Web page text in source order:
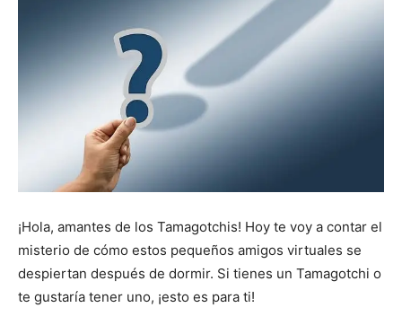
¡Hola, amantes de los Tamagotchis! Hoy te voy a contar el
misterio de cómo estos pequeños amigos virtuales se
despiertan después de dormir. Si tienes un Tamagotchi o
te gustaría tener uno, ¡esto es para ti!